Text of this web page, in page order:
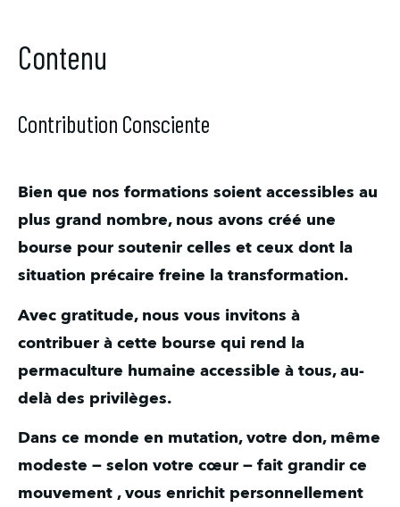
Contenu
Contribution Consciente
Bien que nos formations soient accessibles au
plus grand nombre, nous avons créé une
bourse pour soutenir celles et ceux dont la
situation précaire freine la transformation.
Avec gratitude, nous vous invitons à
contribuer à cette bourse qui rend la
permaculture humaine accessible à tous, au-
delà des privilèges.
Dans ce monde en mutation, votre don, même
modeste — selon votre cœur — fait grandir ce
mouvement , vous enrichit personnellement